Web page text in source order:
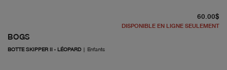
BOGS
BOTTE SKIPPER II - LÉOPARD| Enfants
60.00$
DISPONIBLE EN LIGNE SEULEMENT